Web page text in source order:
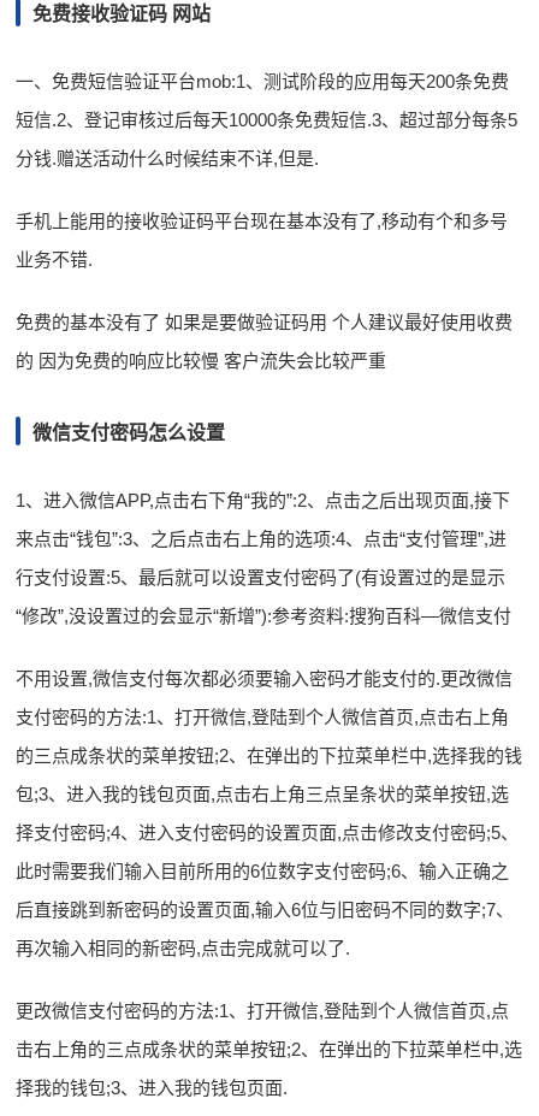
免费接收验证码 网站
一、免费短信验证平台mob:1、测试阶段的应用每天200条免费
短信.2、登记审核过后每天10000条免费短信.3、超过部分每条5
分钱.赠送活动什么时候结束不详,但是.
手机上能用的接收验证码平台现在基本没有了,移动有个和多号
业务不错.
免费的基本没有了 如果是要做验证码用 个人建议最好使用收费
的 因为免费的响应比较慢 客户流失会比较严重
微信支付密码怎么设置
1、进入微信APP,点击右下角“我的”:2、点击之后出现页面,接下
来点击“钱包”:3、之后点击右上角的选项:4、点击“支付管理”,进
行支付设置:5、最后就可以设置支付密码了(有设置过的是显示
“修改”,没设置过的会显示“新增”):参考资料:搜狗百科—微信支付
不用设置,微信支付每次都必须要输入密码才能支付的.更改微信
支付密码的方法:1、打开微信,登陆到个人微信首页,点击右上角
的三点成条状的菜单按钮;2、在弹出的下拉菜单栏中,选择我的钱
包;3、进入我的钱包页面,点击右上角三点呈条状的菜单按钮,选
择支付密码;4、进入支付密码的设置页面,点击修改支付密码;5、
此时需要我们输入目前所用的6位数字支付密码;6、输入正确之
后直接跳到新密码的设置页面,输入6位与旧密码不同的数字;7、
再次输入相同的新密码,点击完成就可以了.
更改微信支付密码的方法:1、打开微信,登陆到个人微信首页,点
击右上角的三点成条状的菜单按钮;2、在弹出的下拉菜单栏中,选
择我的钱包;3、进入我的钱包页面.